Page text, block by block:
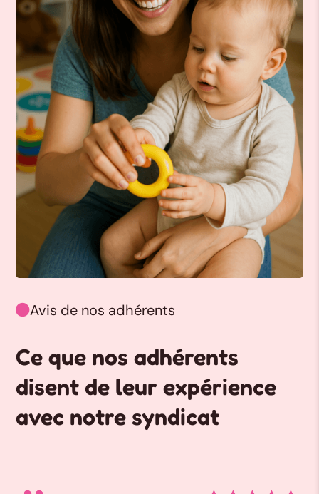
Avis de nos adhérents
Ce que nos adhérents
disent de leur expérience
avec notre syndicat